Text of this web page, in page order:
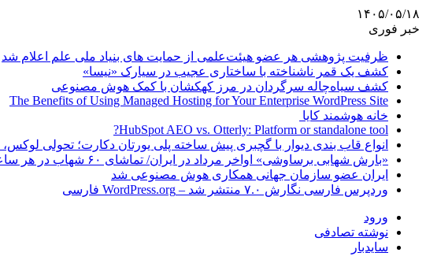
۱۴۰۵/۰۵/۱۸
خبر فوری
ظرفیت پژوهشی هر عضو هیئت‌علمی از حمایت های بنیاد ملی علم اعلام شد
کشف یک قمر ناشناخته با ساختاری عجیب در سیارک «نیسا»
کشف سیاه‌چاله سرگردان در مرز کهکشان با کمک هوش مصنوعی
The Benefits of Using Managed Hosting for Your Enterprise WordPress Site
خانه هوشمند کایا
HubSpot AEO vs. Otterly: Platform or standalone tool?
انواع قاب بندی دیوار با گچبری پیش ساخته پلی یورتان دکارت؛ تحولی
«بارش شهابی برساوشی» اواخر مرداد در ایران/ تماشای ۶۰ شهاب در هر ساعت!
ایران عضو سازمان جهانی همکاری هوش مصنوعی شد
وردپرس فارسی نگارش ۷.۰ منتشر شد – WordPress.org فارسی
ورود
نوشته تصادفی
سایدبار